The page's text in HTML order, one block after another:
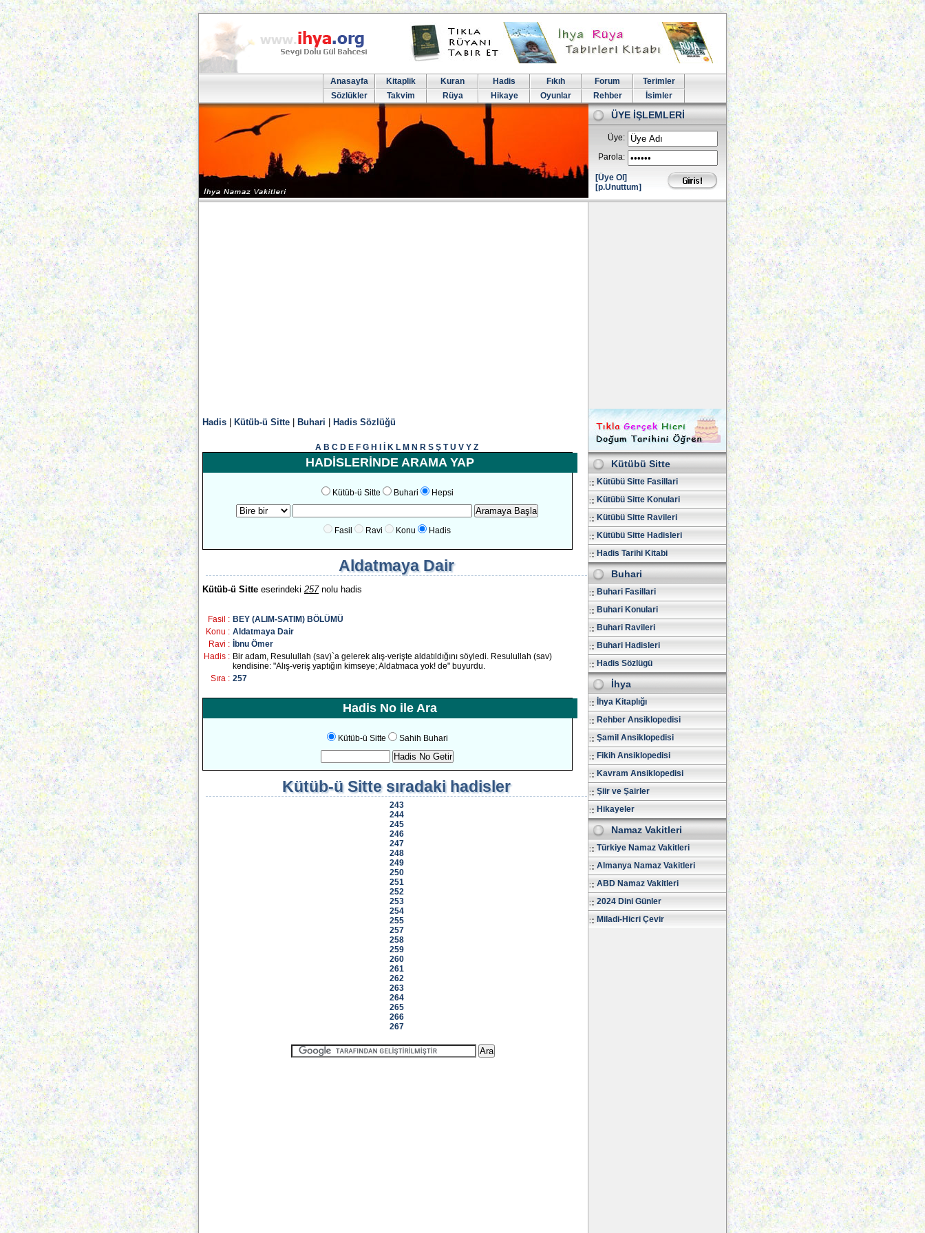
Anasayfa Kitaplik Kuran Hadis Fıkıh Forum
Terimler
Sözlükler
Takvim Rüya Hikaye Oyunlar Rehber İsimler
ÜYE İŞLEMLERİ
Üye:
Parola:
[Üye Ol]
[p.Unuttum]
Hadis Kütüb-ü Sitte Buhari Hadis Sözlüğü
A B C D E F G H K L M N R S Ş T U V Y Z
HADİSLERİNDE ARAMA YAP
Kütüb-ü Sitte Buhari Hepsi
Fasil Ravi Konu Hadis
Aldatmaya Dair
Kütüb-ü Sitte eserindeki 257nolu hadis
Fasil : BEY (ALIM-SATIM) BÖLÜMÜ
Konu : Aldatmaya Dair
Ravi :
İbnu Ömer
Hadis : Bir adam, Resulullah (sav)`a gelerek alış-verişte aldatıldığını söyledi. Resulullah (sav)
kendisine: "Alış-veriş yaptığın kimseye; Aldatmaca yok! de" buyurdu.
Sıra : 257
Hadis No ile Ara
Kütüb-ü Sitte Sahih Buhari
Kütüb-ü Sittesıradaki hadisler
243
244
245
246
247
248
249
250
251
252
253
254
255
257
258
259
260
261
262
263
264
265
266
267
Kütübü Sitte
Kütübü Sitte Fasillari
Kütübü Sitte Konulari
Kütübü Sitte Ravileri
Kütübü Sitte Hadisleri
Hadis Tarihi Kitabi
Buhari
Buhari Fasillari
Buhari Konulari
Buhari Ravileri
Buhari Hadisleri
Hadis Sözlügü
İhya
İhya Kitaplığı
Rehber Ansiklopedisi
Şamil Ansiklopedisi
Fikih Ansiklopedisi
Kavram Ansiklopedisi
Şiir ve Şairler
Hikayeler
Namaz Vakitleri
Türkiye Namaz Vakitleri
Almanya Namaz Vakitleri
ABD Namaz Vakitleri
2024 Dini Günler
Miladi-Hicri Çevir